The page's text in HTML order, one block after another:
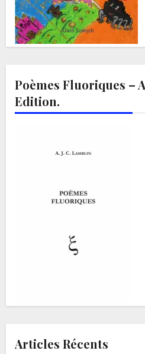
Poèmes Fluoriques –
Edition.
Articles Récents